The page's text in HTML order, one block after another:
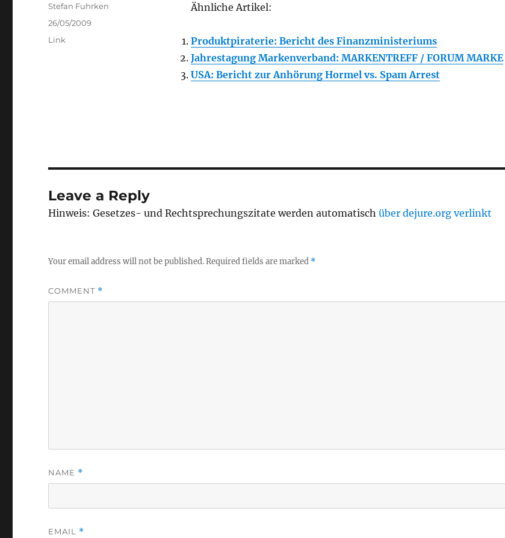
Ähnliche Artikel:
Produktpiraterie: Bericht des Finanzministeriums
Jahrestagung Markenverband: MARKENTREFF / FORUM MARKE
USA: Bericht zur Anhörung Hormel vs. Spam Arrest
Author
Stefan Fuhrken
Posted
on
26/05/2009
Categories
Link
Leave a Reply
Hinweis: Gesetzes- und Rechtsprechungszitate werden automatischüber dejure.org verlinkt
Your email address will not be published.Required fields are marked *
COMMENT *
NAME *
EMAIL *